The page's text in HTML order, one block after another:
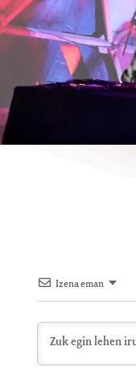
Izena eman